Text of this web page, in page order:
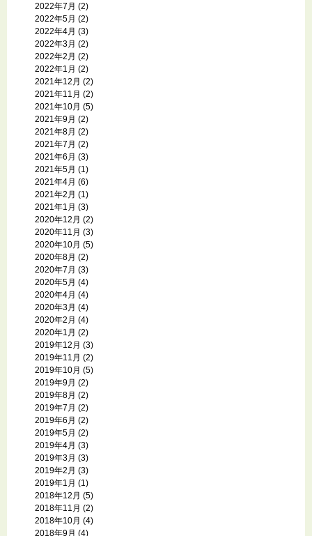
2022年7月 (2)
2022年5月 (2)
2022年4月 (3)
2022年3月 (2)
2022年2月 (2)
2022年1月 (2)
2021年12月 (2)
2021年11月 (2)
2021年10月 (5)
2021年9月 (2)
2021年8月 (2)
2021年7月 (2)
2021年6月 (3)
2021年5月 (1)
2021年4月 (6)
2021年2月 (1)
2021年1月 (3)
2020年12月 (2)
2020年11月 (3)
2020年10月 (5)
2020年8月 (2)
2020年7月 (3)
2020年5月 (4)
2020年4月 (4)
2020年3月 (4)
2020年2月 (4)
2020年1月 (2)
2019年12月 (3)
2019年11月 (2)
2019年10月 (5)
2019年9月 (2)
2019年8月 (2)
2019年7月 (2)
2019年6月 (2)
2019年5月 (2)
2019年4月 (3)
2019年3月 (3)
2019年2月 (3)
2019年1月 (1)
2018年12月 (5)
2018年11月 (2)
2018年10月 (4)
2018年9月 (4)